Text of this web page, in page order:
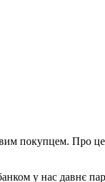
покупцем. Про
у нас давнє